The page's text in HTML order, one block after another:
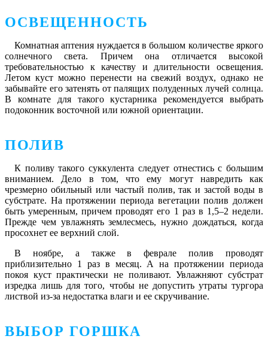
ОСВЕЩЕННОСТЬ
Комнатная аптения нуждается в большом количестве яркого
солнечного света. Причем она отличается высокой
требовательностью к качеству и длительности освещения.
Летом куст можно перенести на свежий воздух, однако не
забывайте его затенять от палящих полуденных лучей солнца.
В комнате для такого кустарника рекомендуется выбрать
подоконник восточной или южной ориентации.
ПОЛИВ
К поливу такого суккулента следует отнестись с большим
вниманием. Дело в том, что ему могут навредить как
чрезмерно обильный или частый полив, так и застой воды в
субстрате. На протяжении периода вегетации полив должен
быть умеренным, причем проводят его 1 раз в 1,5–2 недели.
Прежде чем увлажнять землесмесь, нужно дождаться, когда
просохнет ее верхний слой.
В ноябре, а также в феврале полив проводят
приблизительно 1 раз в месяц. А на протяжении периода
покоя куст практически не поливают. Увлажняют субстрат
изредка лишь для того, чтобы не допустить утраты тургора
листвой из-за недостатка влаги и ее скручивание.
ВЫБОР ГОРШКА